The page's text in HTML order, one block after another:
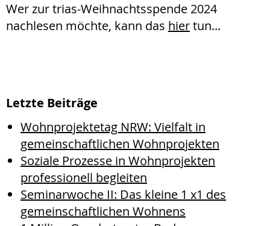
Wer zur trias-Weihnachtsspende 2024
nachlesen möchte, kann das hiertun...
Letzte Beiträge
Wohnprojektetag NRW: Vielfalt in
gemeinschaftlichen Wohnprojekten
Soziale Prozesse in Wohnprojekten
professionell begleiten
Seminarwoche II: Das kleine 1 x1 des
gemeinschaftlichen Wohnens